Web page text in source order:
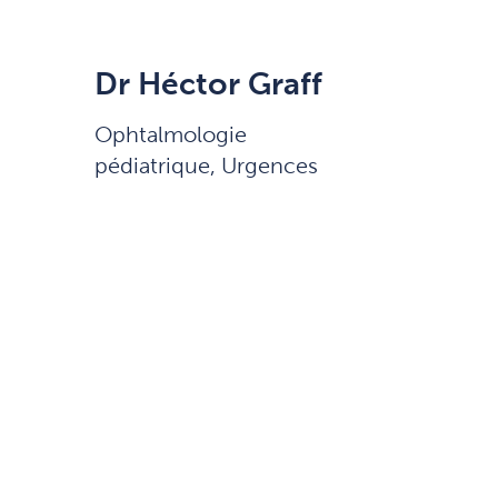
Dr Héctor Graff
Ophtalmologie
pédiatrique, Urgences